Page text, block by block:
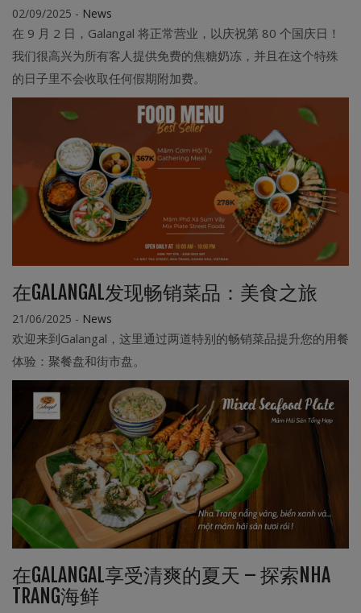
02/09/2025 - News
在 9 月 2 日，Galangal 将正常营业，以庆祝第 80 个国庆日！
我们很高兴为所有客人提供免费的焦糖奶冻，并且在这个特殊
的日子里不会收取任何假期附加费。
在GALANGAL发现畅销菜品：美食之旅
21/06/2025 - News
欢迎来到Galangal，这里通过两道特别的畅销菜品提升您的用餐
体验：聚餐盘和街市盘。
在GALANGAL享受清爽的夏天 – 探索NHA
TRANG海鲜